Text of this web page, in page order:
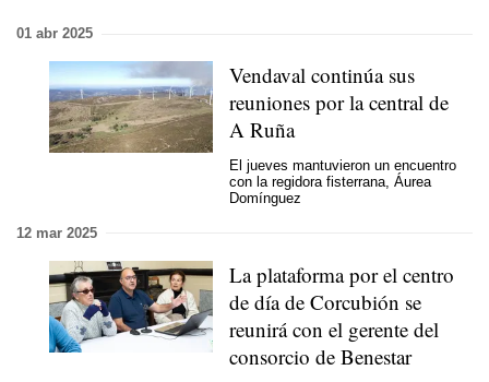
01 abr 2025
Vendaval continúa sus
reuniones por la central de
A Ruña
El jueves mantuvieron un encuentro
con la regidora fisterrana, Áurea
Domínguez
12 mar 2025
La plataforma por el centro
de día de Corcubión se
reunirá con el gerente del
consorcio de Benestar